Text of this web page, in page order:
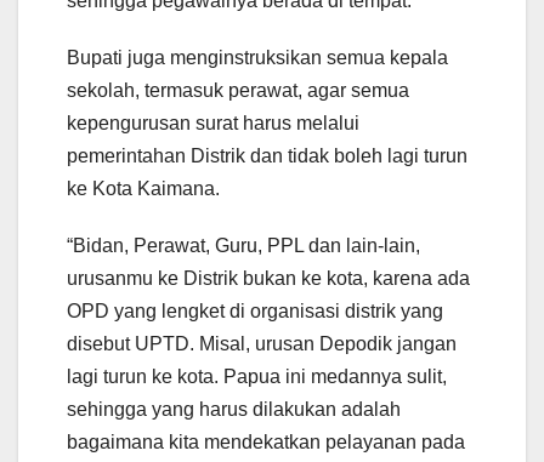
Bupati juga menginstruksikan semua kepala
sekolah, termasuk perawat, agar semua
kepengurusan surat harus melalui
pemerintahan Distrik dan tidak boleh lagi turun
ke Kota Kaimana.
“Bidan, Perawat, Guru, PPL dan lain-lain,
urusanmu ke Distrik bukan ke kota, karena ada
OPD yang lengket di organisasi distrik yang
disebut UPTD. Misal, urusan Depodik jangan
lagi turun ke kota. Papua ini medannya sulit,
sehingga yang harus dilakukan adalah
bagaimana kita mendekatkan pelayanan pada